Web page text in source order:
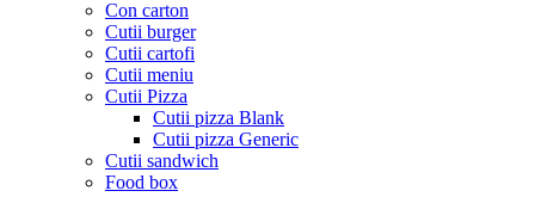
Con carton
Cutii burger
Cutii cartofi
Cutii meniu
Cutii Pizza
Cutii pizza Blank
Cutii pizza Generic
Cutii sandwich
Food box